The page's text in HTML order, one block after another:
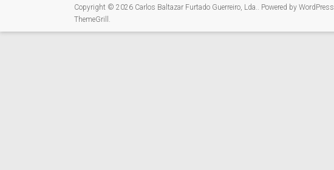
Copyright © 2026 Carlos Baltazar Furtado Guerreiro, Lda.. Powered by WordPress
ThemeGrill .